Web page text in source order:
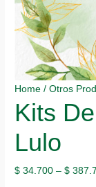
Home /Otros
Kits
Lulo
$ 34.700 –$